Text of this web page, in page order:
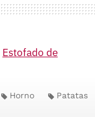
Estofado de
Horno Patatas